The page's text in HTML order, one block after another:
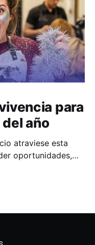
para
año
atraviese esta
oportunidades,
semanas.